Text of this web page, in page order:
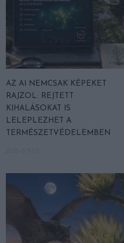
AZ AI NEMCSAK KÉPEKET
RAJZOL: REJTETT
KIHALÁSOKAT IS
LELEPLEZHET A
TERMÉSZETVÉDELEMBEN